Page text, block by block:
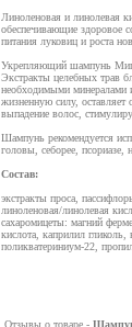
Линоленовая и линолевая
обеспечивающие здоровое
питания луковиц и роста
Укрепляющий шампунь
Экстракты целебных трав
необходимыми минералами
жизненную силу,
выпадение волос,
Шампунь рекомендуется
головы, себорее, псориазе,
Состав:
экстракты проса,
линоленовая/линолевая
сахаромицеты: магний
кислота, каприлил гликоль,
поликватериниум-22,
Отзывы о товаре -